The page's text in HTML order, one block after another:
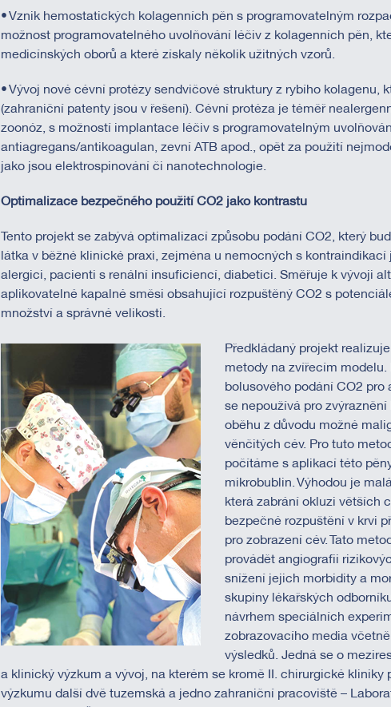
• Vznik hemostatických kolagenních pěn s programovatelným
možnost programovatelného uvolňování léčiv z kolagenních pěn,
medicínských oborů a které získaly několik užitných vzorů.
• Vývoj nové cévní protézy sendvičové struktury z rybího kolagenu,
(zahraniční patenty jsou v řešení). Cévní protéza je téměř
zoonóz, s možností implantace léčiv s programovatelným
antiagregans/antikoagulan, zevní ATB apod., opět za použití
jako jsou elektrospinování či nanotechnologie.
Optimalizace bezpečného použití CO2 jako kontrastu
Tento projekt se zabývá optimalizací způsobu podání CO2, který
látka v běžné klinické praxi, zejména u nemocných s kontraindikací
alergici, pacienti s renální insuficiencí, diabetici. Směřuje k vývoji
aplikovatelné kapalné směsi obsahující rozpuštěný CO2 s
množství a správné velikosti.
Předkládaný projekt
metody na zvířecím
bolusového podání CO2
se nepoužívá pro
oběhu z důvodu možné
věnčitých cév. Pro tuto
počítáme s aplikací této
mikrobublin. Výhodou je
která zabrání okluzi větších
bezpečné rozpuštění v krvi
pro zobrazení cév. Tato
provádět angiografii
snížení jejich morbidity a
skupiny lékařských
návrhem speciálních
zobrazovacího media
výsledků. Jedná se o
a klinický výzkum a vývoj, na kterém se kromě II. chirurgické kliniky
výzkumu další dvě tuzemská a jedno zahraniční pracoviště –